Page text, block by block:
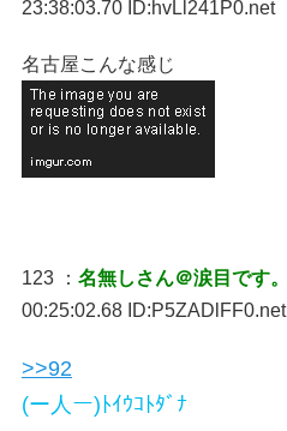
23:38:03.70 ID:hvLl241P0.net
名古屋こんな感じ
123 ： 名無しさん＠涙目です。
00:25:02.68 ID:P5ZADlFF0.net
>>92
(ー人ー)ﾄｲｳｺﾄﾀﾞﾅ